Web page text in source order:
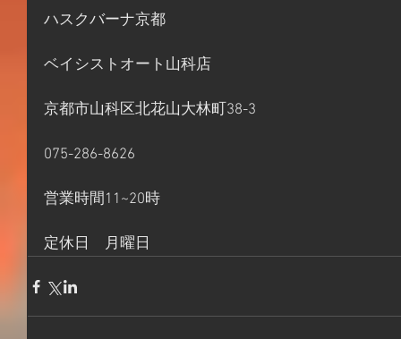
ハスクバーナ京都
ベイシストオート山科店
京都市山科区北花山大林町38-3
075-286-8626
営業時間11~20時
定休日　月曜日